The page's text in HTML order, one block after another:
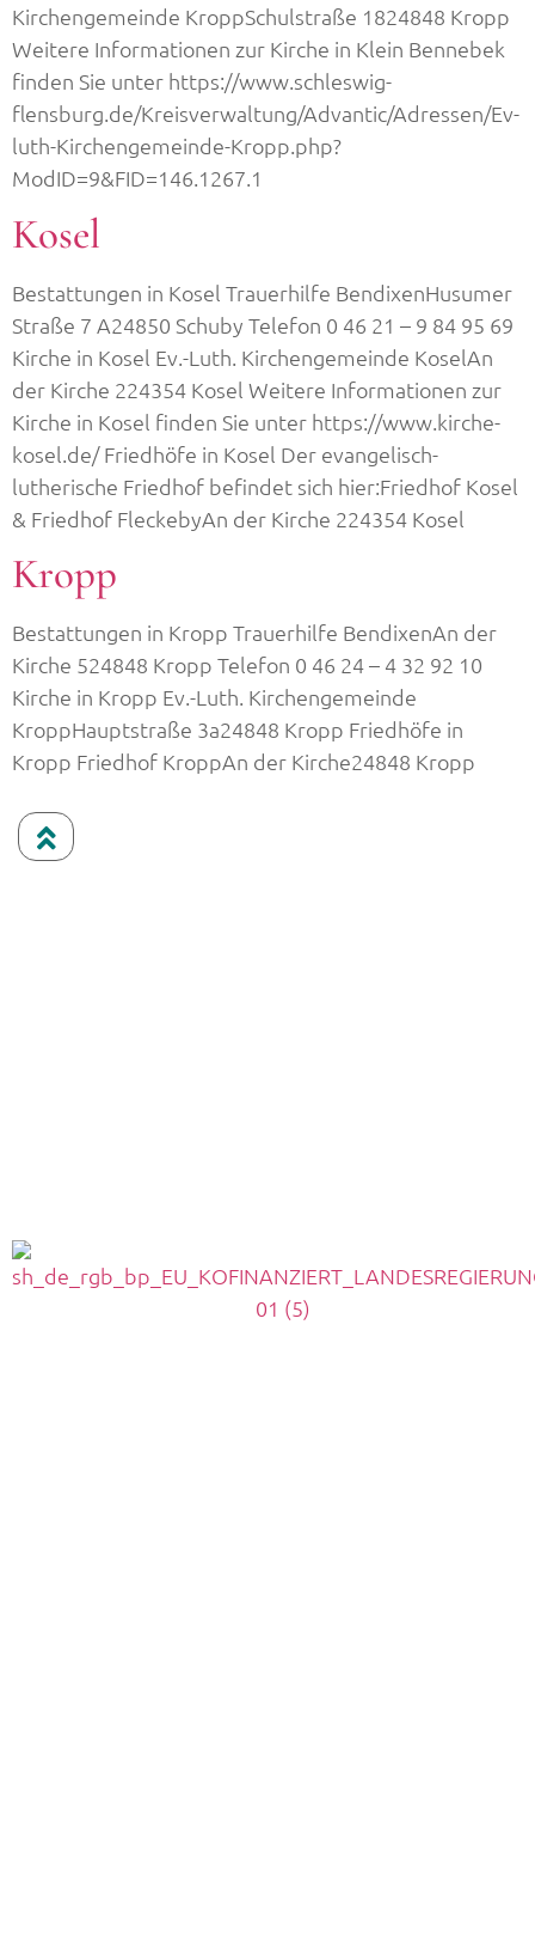
Kirchengemeinde KroppSchulstraße 1824848 Kropp
Weitere Informationen zur Kirche in Klein Bennebek
finden Sie unter https://www.schleswig-
flensburg.de/Kreisverwaltung/Advantic/Adressen/Ev-
luth-Kirchengemeinde-Kropp.php?
ModID=9&FID=146.1267.1
Kosel
Bestattungen in Kosel Trauerhilfe BendixenHusumer
Straße 7 A24850 Schuby Telefon 0 46 21 – 9 84 95 69
Kirche in Kosel Ev.-Luth. Kirchengemeinde KoselAn
der Kirche 224354 Kosel Weitere Informationen zur
Kirche in Kosel finden Sie unter https://www.kirche-
kosel.de/ Friedhöfe in Kosel Der evangelisch-
lutherische Friedhof befindet sich hier:Friedhof Kosel
& Friedhof FleckebyAn der Kirche 224354 Kosel
Kropp
Bestattungen in Kropp Trauerhilfe BendixenAn der
Kirche 524848 Kropp Telefon 0 46 24 – 4 32 92 10
Kirche in Kropp Ev.-Luth. Kirchengemeinde
KroppHauptstraße 3a24848 Kropp Friedhöfe in
Kropp Friedhof KroppAn der Kirche24848 Kropp